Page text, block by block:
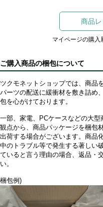
商品レ
マイページの購入
ご購入商品の梱包について
ツクモネットショップでは、商品
パーツの配送に緩衝材を敷き詰め
包を心がけております。
一部、家電、PCケースなどの大
観点から、商品パッケージを梱包
出荷する場合がございます。商品
中のトラブル等で発生する著しい
ていると言う理由の場合、返品・
い。
梱包例)